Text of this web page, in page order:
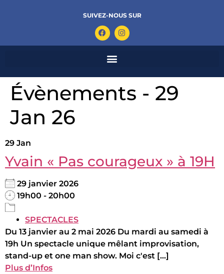
SUIVEZ-NOUS SUR
Évènements - 29
Jan 26
29 Jan
Yvain « Pas courageux » à 19H
29 janvier 2026
19h00 - 20h00
SPECTACLES
Du 13 janvier au 2 mai 2026 Du mardi au samedi à
19h Un spectacle unique mêlant improvisation,
stand-up et one man show. Moi c'est [...]
Plus d’Infos